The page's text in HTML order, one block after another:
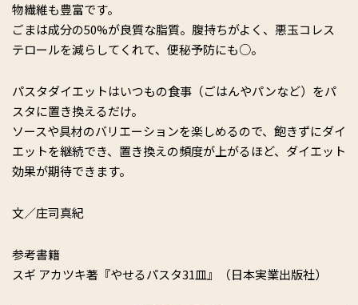
物繊維も豊富です。
ごまは成分の50%が良質な脂質。腹持ちがよく、悪玉コレス
テロールを減らしてくれて、便秘予防にも○。
パスタダイエットはいつもの食事（ごはんやパンなど）をパ
スタに置き換えるだけ。
ソースや具材のバリエーションを楽しめるので、飽きずにダイ
エットを継続でき、置き換えの頻度が上がるほど、ダイエット
効果が期待できます。
文／庄司真紀
参考書籍
スギ アカツキ著『やせるパスタ31皿』（日本実業出版社）